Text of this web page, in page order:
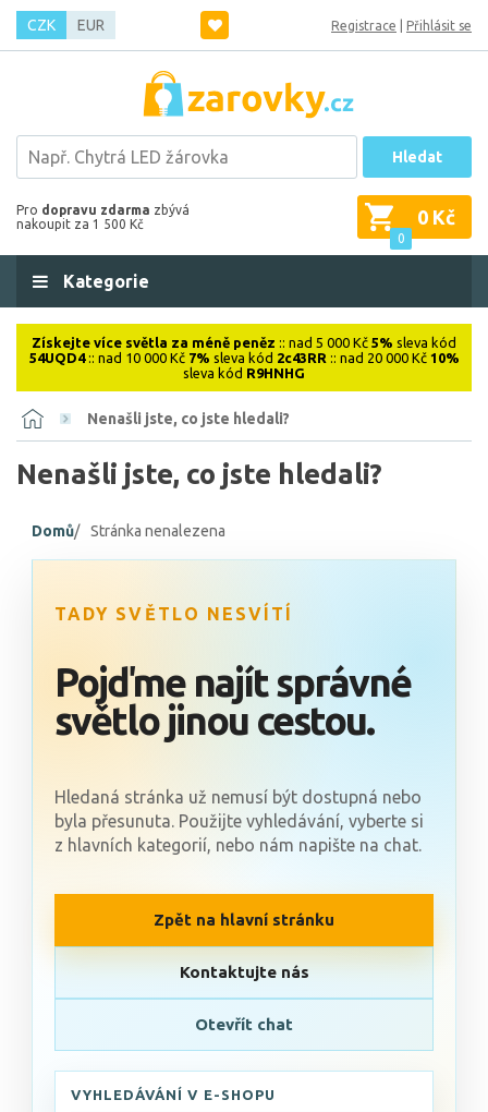
CZK EUR Registrace Přihlásit se
Hledat
Pro dopravu zdarma zbývá
nakoupit za 1 500 Kč
0
0 Kč
Kategorie
Získejte více světla za méně peněz :: nad 5 000 Kč 5% sleva kód
54UQD4:: nad 10 000 Kč 7% sleva kód 2c43RR :: nad 20 000 Kč 10%
sleva kód R9HNHG
Nenašli jste, co jste hledali?
Nenašli jste, co jste hledali?
Domů Stránka nenalezena
TADY SVĚTLO NESVÍTÍ
Pojďme najít správné
světlo jinou cestou.
Hledaná stránka už nemusí být dostupná nebo
byla přesunuta. Použijte vyhledávání, vyberte si
z hlavních kategorií, nebo nám napište na chat.
VYHLEDÁVÁNÍ V E-SHOPU
Zpět na hlavní stránku
Kontaktujte nás
Otevřít chat